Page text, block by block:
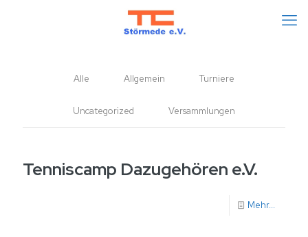
Alle Allgemein Turniere
Uncategorized Versammlungen
Tenniscamp Dazugehören e.V.
Mehr...